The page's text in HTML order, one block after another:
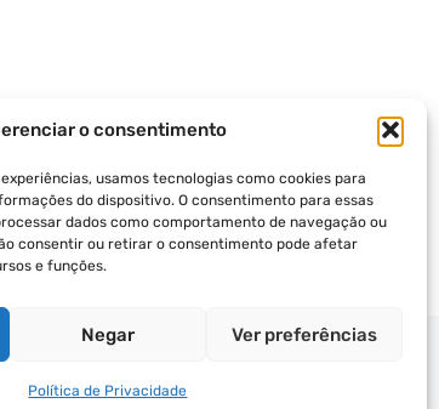
o consentimento
usamos tecnologias como cookies para
do dispositivo. O consentimento para essas
dados como comportamento de navegação ou
consentir ou retirar o consentimento pode afetar
e funções.
Negar Ver preferências
Política de Privacidade